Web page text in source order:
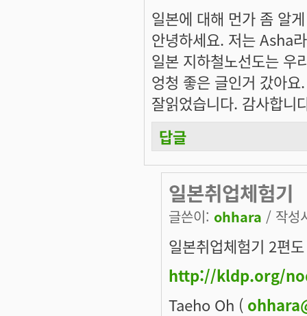
일본에 대해 먼가 좀 알
안녕하세요. 저는 Asha
일본 지하철노선도는 우
엉청 좋은 글인거 갔아요.
잘읽었습니다. 감사합니
답글
일본취업체험기
글쓴이: ohhara / 작성
일본취업체험기 2편
http://kldp.org/
Taeho Oh (